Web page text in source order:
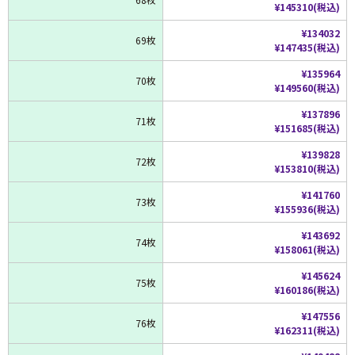
¥145310(税込)
69枚
¥134032
¥147435(税込)
70枚
¥135964
¥149560(税込)
71枚
¥137896
¥151685(税込)
72枚
¥139828
¥153810(税込)
73枚
¥141760
¥155936(税込)
74枚
¥143692
¥158061(税込)
75枚
¥145624
¥160186(税込)
76枚
¥147556
¥162311(税込)